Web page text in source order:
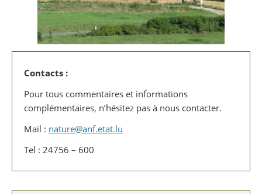
Contacts :
Pour tous commentaires et informations
complémentaires, n’hésitez pas à nous contacter.
Mail : nature@anf.etat.lu
Tel : 24756 – 600